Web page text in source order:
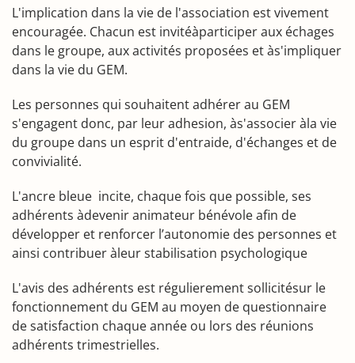
L'implication dans la vie de l'association est vivement
encouragée. Chacun est invitéàparticiper aux échages
dans le groupe, aux activités proposées et às'impliquer
dans la vie du GEM.
Les personnes qui souhaitent adhérer au GEM
s'engagent donc, par leur adhesion, às'associer àla vie
du groupe dans un esprit d'entraide, d'échanges et de
convivialité.
L'ancre bleue incite, chaque fois que possible, ses
adhérents àdevenir animateur bénévole afin de
développer et renforcer l’autonomie des personnes et
ainsi contribuer àleur stabilisation psychologique
L'avis des adhérents est régulierement sollicitésur le
fonctionnement du GEM au moyen de questionnaire
de satisfaction chaque année ou lors des réunions
adhérents trimestrielles.